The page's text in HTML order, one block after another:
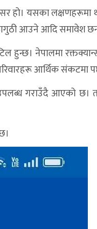
हो। यसका लक्षणहरूमा
आउने आदि समावेश
हुन्छ। नेपालमा
आर्थिक संकटमा
गराउँदै आएको छ।